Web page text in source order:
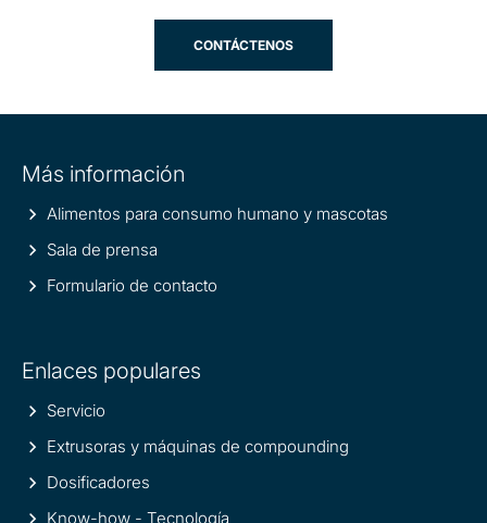
CONTÁCTENOS
information
Más información
Alimentos para consumo humano y mascotas
Sala de prensa
Formulario de contacto
Enlaces populares
Servicio
Extrusoras y máquinas de compounding
Dosificadores
Know-how - Tecnología